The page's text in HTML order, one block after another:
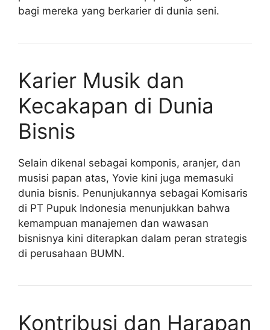
bagi mereka yang berkarier di dunia seni.
Karier Musik dan
Kecakapan di Dunia
Bisnis
Selain dikenal sebagai komponis, aranjer, dan
musisi papan atas, Yovie kini juga memasuki
dunia bisnis. Penunjukannya sebagai Komisaris
di PT Pupuk Indonesia menunjukkan bahwa
kemampuan manajemen dan wawasan
bisnisnya kini diterapkan dalam peran strategis
di perusahaan BUMN.
Kontribusi dan Harapan